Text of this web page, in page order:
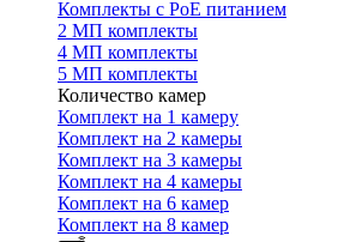
Комплекты с PoE питанием
2 МП комплекты
4 МП комплекты
5 МП комплекты
Количество камер
Комплект на 1 камеру
Комплект на 2 камеры
Комплект на 3 камеры
Комплект на 4 камеры
Комплект на 6 камер
Комплект на 8 камер